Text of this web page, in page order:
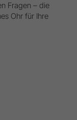
Fragen – die
Ohr für Ihre